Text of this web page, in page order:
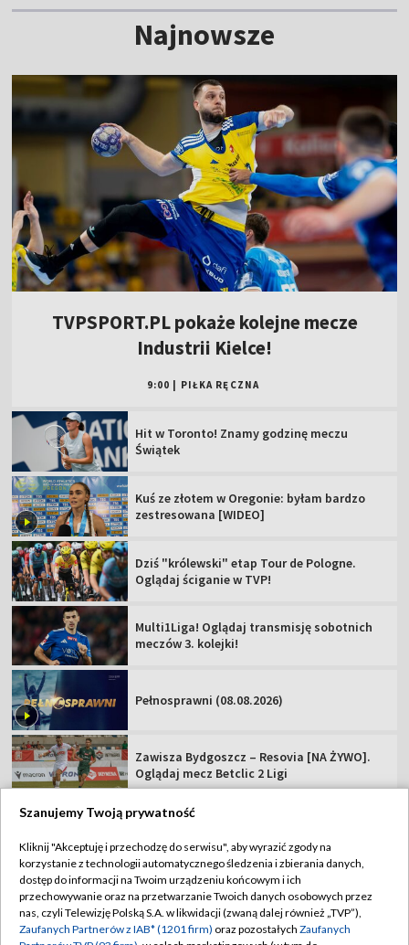
Najnowsze
TVPSPORT.PL pokaże kolejne mecze
Industrii Kielce!
9:00 PIŁKA RĘCZNA
Hit w Toronto! Znamy godzinę meczu
Świątek
Kuś ze złotem w Oregonie: byłam bardzo
zestresowana [WIDEO]
Dziś "królewski" etap Tour de Pologne.
Oglądaj ściganie w TVP!
Multi1Liga! Oglądaj transmisję sobotnich
meczów 3. kolejki!
Pełnosprawni (08.08.2026)
Zawisza Bydgoszcz – Resovia [NA ŻYWO].
Oglądaj mecz Betclic 2 Ligi
TVP
Abonament TVP
Sklep TVP
Regulamin TVP
Polityka prywatności
Szanujemy Twoją prywatność
Kliknij "Akceptuję i przechodzę do serwisu", aby wyrazić zgody na
korzystanie z technologii automatycznego śledzenia i zbierania danych,
dostęp do informacji na Twoim urządzeniu końcowym i ich
przechowywanie oraz na przetwarzanie Twoich danych osobowych przez
nas, czyli Telewizję Polską S.A. w likwidacji (zwaną dalej również „TVP”),
Zaufanych Partnerów z IAB* (1201 firm) oraz pozostałych Zaufanych